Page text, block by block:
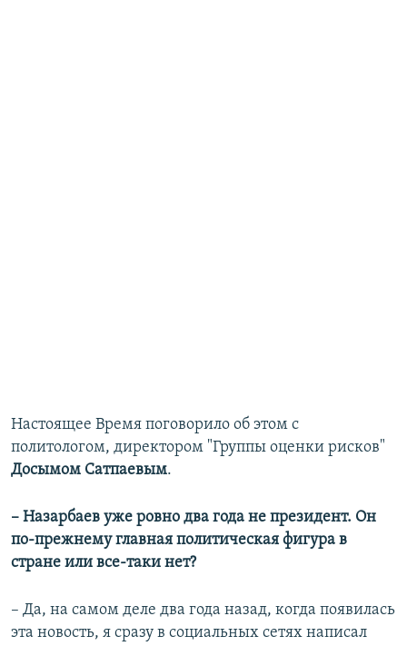
Настоящее Время поговорило об этом с
политологом, директором "Группы оценки рисков"
Досымом Сатпаевым.
– Назарбаев уже ровно два года не президент. Он
по-прежнему главная политическая фигура в
стране или все-таки нет?
– Да, на самом деле два года назад, когда появилась
эта новость, я сразу в социальных сетях написал